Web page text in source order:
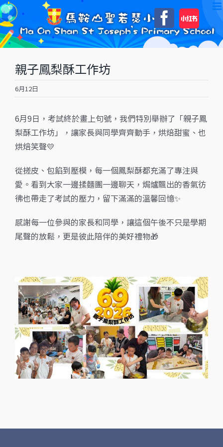
Skip
to
content
自
訂
親子鳳梨酥工作坊
6月12日
6月9日，考試終於畫上句號，我們特別舉辦了「親子鳳
梨酥工作坊」，讓家長與同學齊齊動手，烘焙甜蜜、也
烘焙笑聲💛
從搓皮、包餡到壓模，每一個鳳梨酥都充滿了專注與
愛。看到大家一邊揉麵團一邊聊天，焗爐飄出的香氣彷
彿也帶走了考試的壓力，留下滿滿的溫馨回憶✨
感謝每一位參與的家長和同學，讓這個午後不只是學期
尾聲的放鬆，更是彼此陪伴的美好禮物🎁